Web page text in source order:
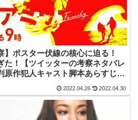
】ポスター伏線の核心に迫る！
た！【ツイッターの考察ネタバレ
原作犯人キャスト脚本あらすじ伏
2022.04.26 2022.04.30